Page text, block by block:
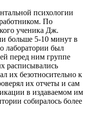
психологии
По
ученика Дж.
больше 5-10 минут в
лаборатории был
перед ним группе
расписывались
их безотносительно к
их отчеты и сам
в издаваемом им
собиралось более